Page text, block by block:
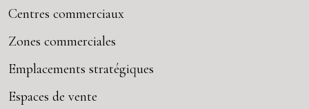
Centres commerciaux
Zones commerciales
Emplacements stratégiques
Espaces de vente